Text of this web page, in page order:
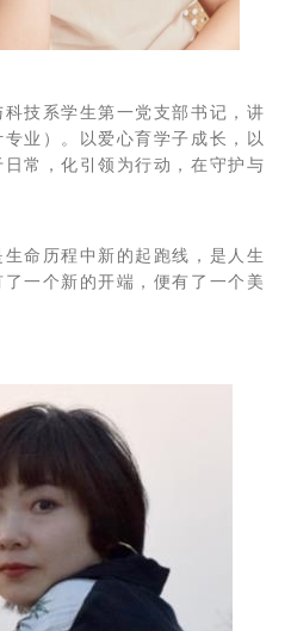
技系学生第一党支部书记，讲
业）。以爱心育学子成长，以
常，化引领为行动，在守护与
命历程中新的起跑线，是人生
一个新的开端，便有了一个美